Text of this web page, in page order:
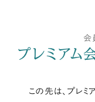
会
プレミアム
この先は、プレミ